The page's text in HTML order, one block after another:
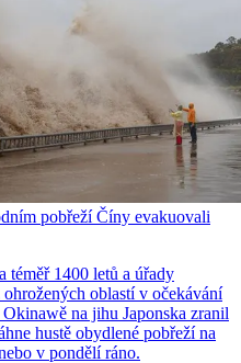
pobřeží Číny evakuovali
téměř 1400 letů a úřady
oblastí v očekávání
na jihu Japonska zranil
hustě obydlené pobřeží na
v pondělí ráno.